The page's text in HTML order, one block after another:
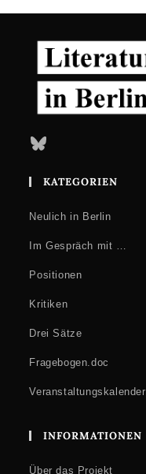
Bluesky
KATEGORIEN
Neulich in Berlin
Im Gespräch mit …
Positionen
Kritiken
Drei Sätze
Fragebogen.doc
Veranstaltungskalender
INFORMATIONEN
Über das Projekt